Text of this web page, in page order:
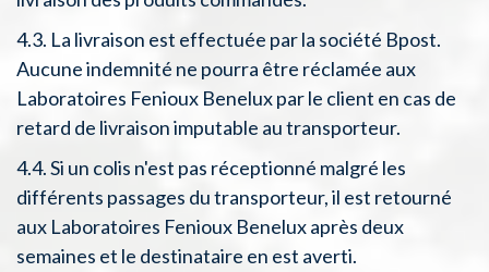
4.3. La livraison est effectuée par la société Bpost.
Aucune indemnité ne pourra être réclamée aux
Laboratoires Fenioux Benelux par le client en cas de
retard de livraison imputable au transporteur.
4.4. Si un colis n'est pas réceptionné malgré les
différents passages du transporteur, il est retourné
aux Laboratoires Fenioux Benelux après deux
semaines et le destinataire en est averti.